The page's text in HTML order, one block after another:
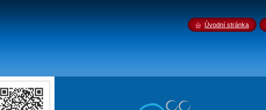
Úvodní stránka